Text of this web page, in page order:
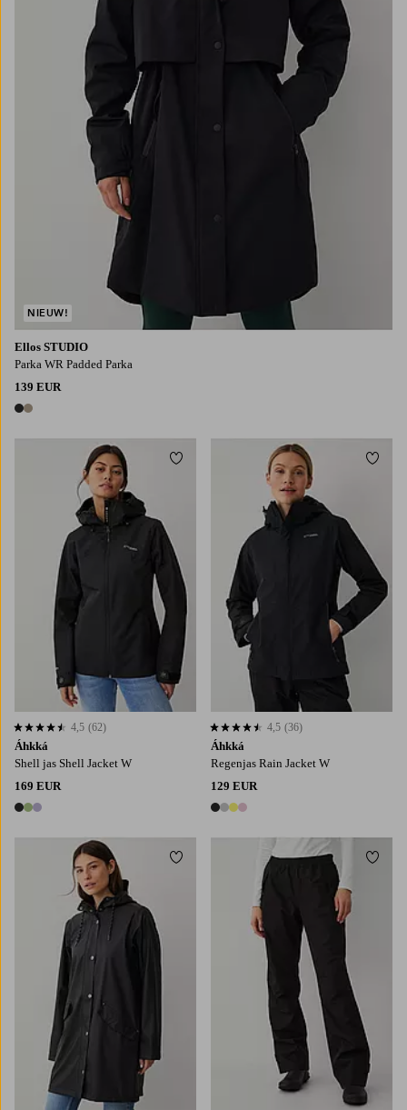
Ellos STUDIO
Parka WR Padded Parka
139 EUR
2 kleuren
NIEUW!
Áhkká
Shell jas Shell Jacket W
169 EUR
3 kleuren
4,5 op basis van 62 beoordelingen
4,5 (62)
Toevoegen aan favorieten
Áhkká
Regenjas Rain Jacket W
129 EUR
4 kleuren
4,5 op basis van 36 beoordelingen
4,5 (36)
Toevoegen aan favorieten